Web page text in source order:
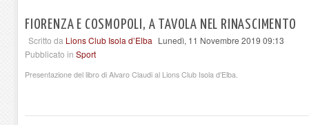
FIORENZA E COSMOPOLI, A TAVOLA NEL RINASCIMENTO
Scritto da Lions Club Isola d’Elba Lunedì, 11 Novembre 2019 09:13
Pubblicato in Sport
Presentazione del libro di Alvaro Claudi al Lions Club Isola d’Elba.